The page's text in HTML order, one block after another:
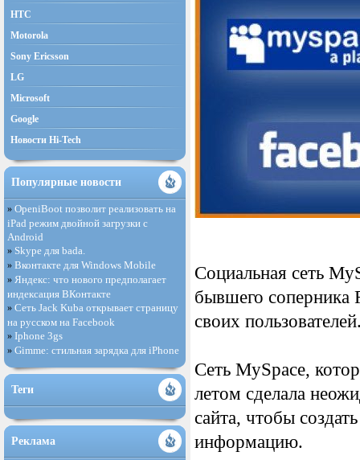
Социальная сеть
бывшего соперника
своих
Сеть MySpace,
летом сделала
сайта, чтобы
информацию.
HTC
Motorola
Sony Ericsson
LG
Microsoft
Google
Новости Hi-Tech
Популярные новости
» OpeniBoot позволит реализовать на
iPad режим двойной загрузки с
Android
» Skype для bada.
» Вконтакте для Windows Mobile
» Яндекс: что нового предполагает
индексация ВКонтакте
» Сеть Jack Kuba открывает страницу
на русском на Facebook
» Iphone 3gs
» Gimme: стильная зарядка для iPhone
Теги
Реклама